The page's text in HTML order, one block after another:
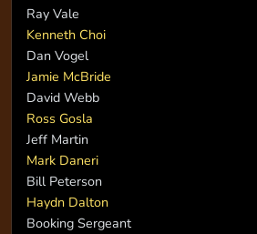
Ray Vale
Kenneth Choi
Dan Vogel
Jamie McBride
David Webb
Ross Gosla
Jeff Martin
Mark Daneri
Bill Peterson
Haydn Dalton
Booking Sergeant